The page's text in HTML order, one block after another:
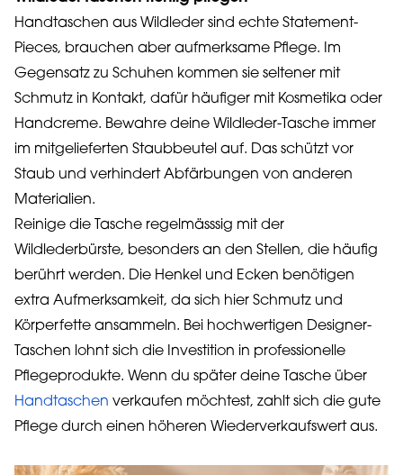
Handtaschen aus Wildleder sind echte Statement-
Pieces, brauchen aber aufmerksame Pflege. Im
Gegensatz zu Schuhen kommen sie seltener mit
Schmutz in Kontakt, dafür häufiger mit Kosmetika oder
Handcreme. Bewahre deine Wildleder-Tasche immer
im mitgelieferten Staubbeutel auf. Das schützt vor
Staub und verhindert Abfärbungen von anderen
Materialien.
Reinige die Tasche regelmässsig mit der
Wildlederbürste, besonders an den Stellen, die häufig
berührt werden. Die Henkel und Ecken benötigen
extra Aufmerksamkeit, da sich hier Schmutz und
Körperfette ansammeln. Bei hochwertigen Designer-
Taschen lohnt sich die Investition in professionelle
Pflegeprodukte. Wenn du später deine Tasche über
Handtaschen verkaufen möchtest, zahlt sich die gute
Pflege durch einen höheren Wiederverkaufswert aus.